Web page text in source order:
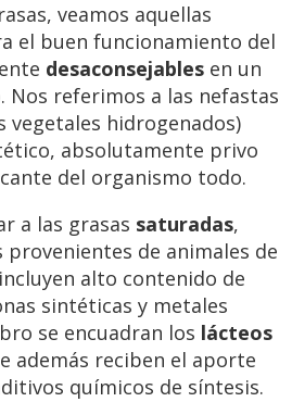
veamos aquellas
el buen funcionamiento del
desaconsejables en un
Nos referimos a las nefastas
vegetales hidrogenados)
absolutamente privo
del organismo todo.
a las grasas saturadas,
de animales de
alto contenido de
sintéticas y metales
se encuadran los lácteos
además reciben el aporte
químicos de síntesis.